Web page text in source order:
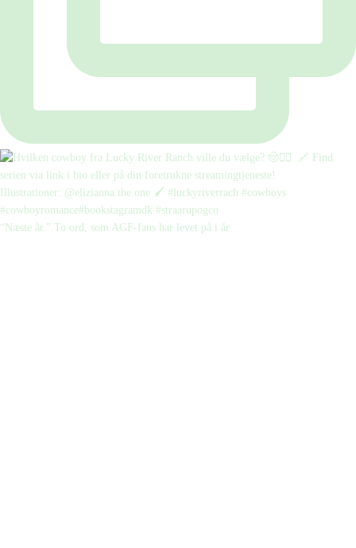
“Næste år.” To ord, som AGF-fans har levet på i år